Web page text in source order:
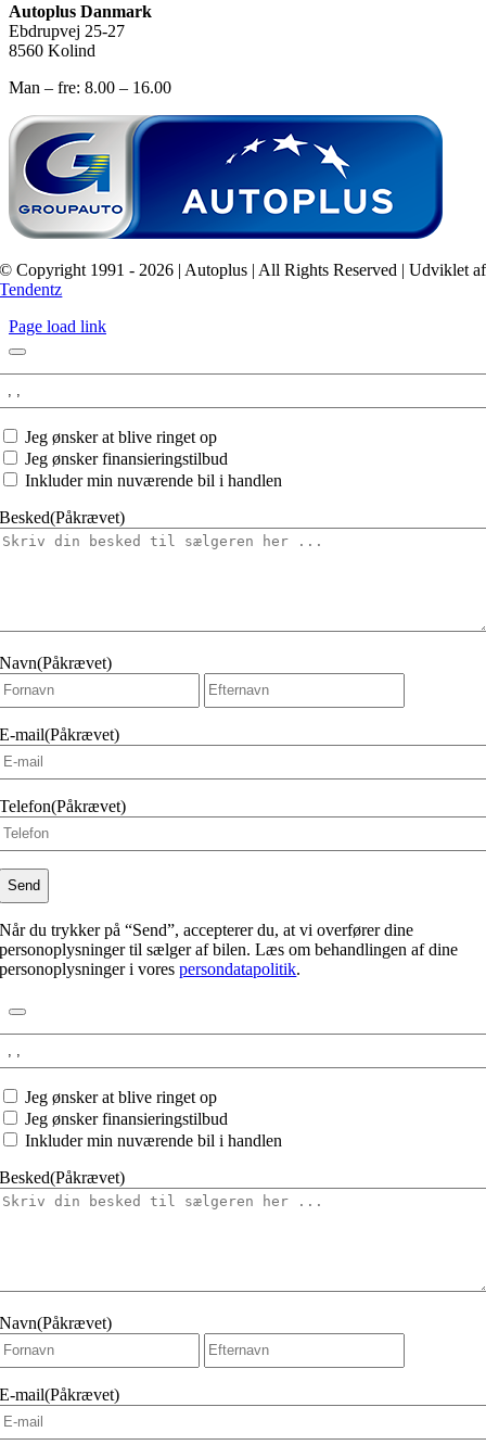
Autoplus Danmark
Ebdrupvej 25-27
8560 Kolind
Man – fre: 8.00 – 16.00
© Copyright 1991 - 2026 | Autoplus | All Rights Reserved | Udviklet af
Tendentz
Page load link
Jeg ønsker at blive ringet op
Jeg ønsker finansieringstilbud
Inkluder min nuværende bil i handlen
Besked(Påkrævet)
Navn(Påkrævet)
Fornavn
E-mail(Påkrævet)
Telefon(Påkrævet)
Når du trykker på “Send”, accepterer du, at vi overfører dine
personoplysninger til sælger af bilen. Læs om behandlingen af dine
personoplysninger i vorespersondatapolitik.
Jeg ønsker at blive ringet op
Jeg ønsker finansieringstilbud
Inkluder min nuværende bil i handlen
Besked(Påkrævet)
Navn(Påkrævet)
Fornavn
E-mail(Påkrævet)